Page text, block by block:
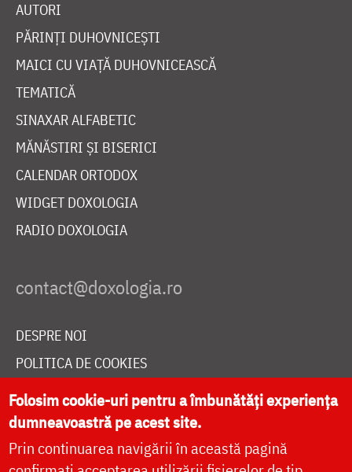
AUTORI
PĂRINȚI DUHOVNICEȘTI
MAICI CU VIAȚĂ DUHOVNICEASCĂ
TEMATICĂ
SINAXAR ALFABETIC
MĂNĂSTIRI ȘI BISERICI
CALENDAR ORTODOX
WIDGET DOXOLOGIA
RADIO DOXOLOGIA
DESPRE NOI
POLITICA DE COOKIES
DONEAZĂ ONLINE PENTRU CATEDRALA NAȚIONALĂ
LIVE
Folosim cookie-uri pentru a îmbunătăți experiența
dumneavoastră pe acest site.
Prin continuarea navigării în această pagină